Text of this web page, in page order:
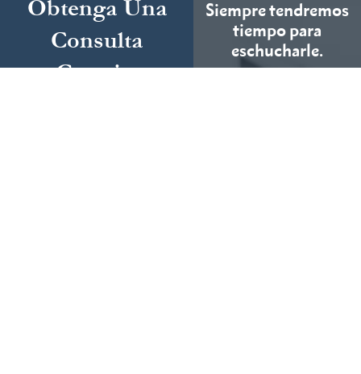
Obtenga Una
Consulta
Gratuita
Siempre tendremos
tiempo para
eschucharle.